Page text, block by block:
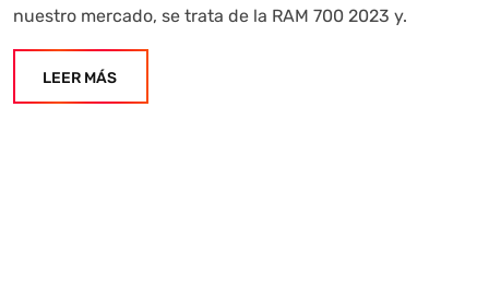
nuestro mercado, se trata de la RAM 700 2023 y.
LEER MÁS